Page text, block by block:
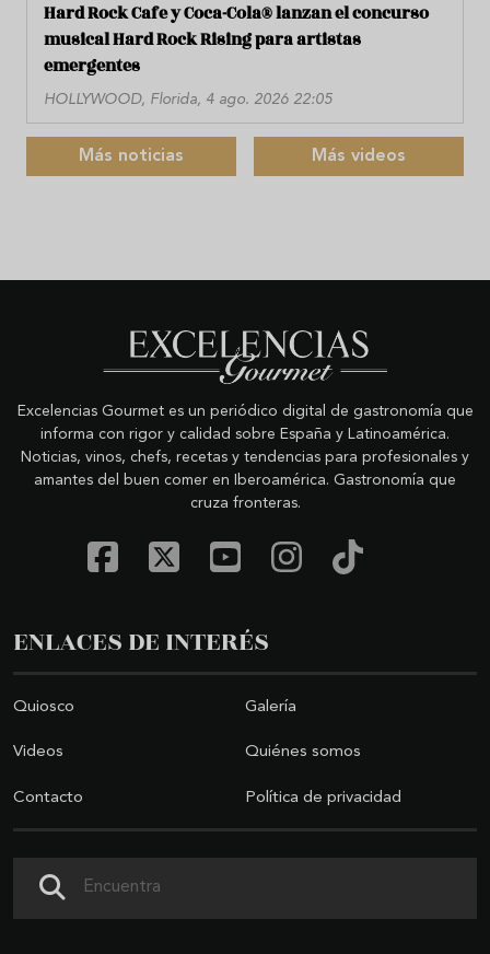
Hard Rock Cafe y Coca-Cola® lanzan el concurso
musical Hard Rock Rising para artistas
emergentes
HOLLYWOOD, Florida, 4 ago. 2026 22:05
Más noticias Más videos
Excelencias Gourmet es un periódico digital de gastronomía que
informa con rigor y calidad sobre España y Latinoamérica.
Noticias, vinos, chefs, recetas y tendencias para profesionales y
amantes del buen comer en Iberoamérica. Gastronomía que
cruza fronteras.
ENLACES DE INTERÉS
Quiosco Galería
Videos Quiénes somos
Contacto Política de privacidad